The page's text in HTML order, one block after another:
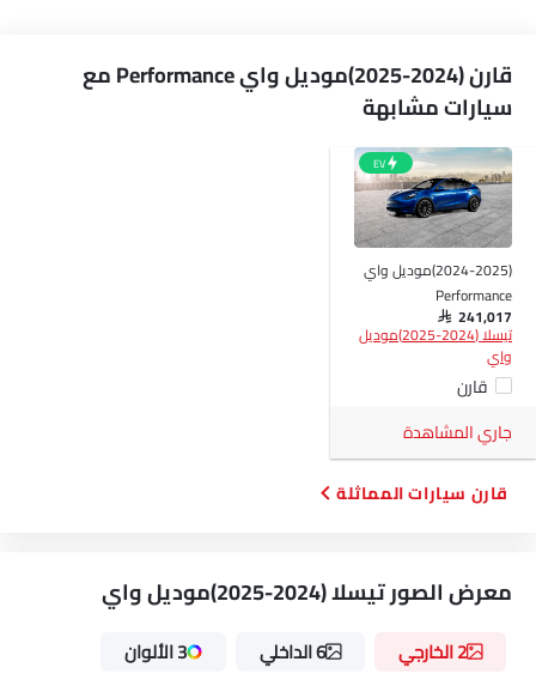
قارن (2024-2025)موديل واي Performance مع
سيارات مشابهة
EV
(2024-2025)موديل واي
Performance
SAR 241,017
تيسلا (2024-2025)موديل
واي
قارن
جاري المشاهدة
قارن سيارات المماثلة
معرض الصور تيسلا (2024-2025)موديل واي
2 الخارجي 6 الداخلي 3 الألوان